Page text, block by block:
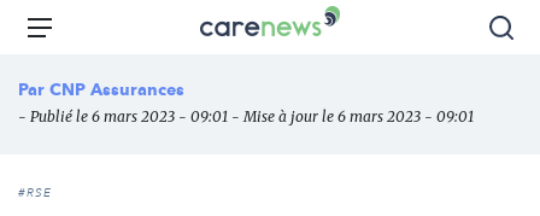
Aller
principal
Carenews,
des
Menu
Par CNP Assurances
- Publié le 6 mars 2023 - 09:01 - Mise à jour le 6 mars 2023 - 09:01
#RSE